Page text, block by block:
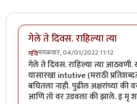
गेले ते दिवस. राहिल्या त्या
गविमंगळवार, 04/01/2022 11:12
गेले ते दिवस. राहिल्या त्या
यासारखा intutive (मराठी
बघितला नाही. पुढील अक्षरांच्या की
आणि तो वर उडवला की झाले. इ मृ